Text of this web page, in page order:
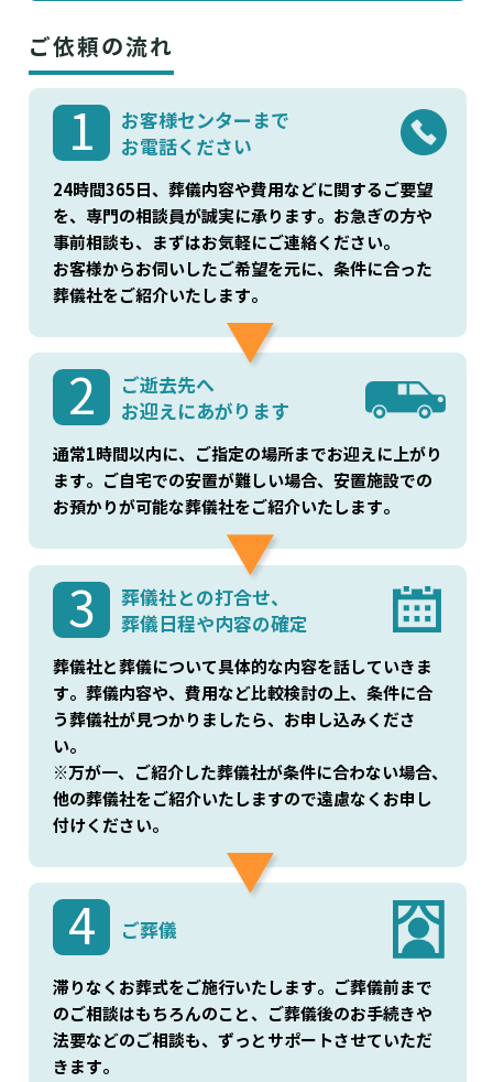
深品葬祭会館、
シティホール、
等がよく利用されております。
ご依頼の流れ
1
お客様センターまで
お電話ください
24時間365日、葬儀内容や費用などに関するご要望
を、専門の相談員が誠実に承ります。お急ぎの方や
事前相談も、まずはお気軽にご連絡ください。
お客様からお伺いしたご希望を元に、条件に合った
葬儀社をご紹介いたします。
2
ご逝去先へ
お迎えにあがります
通常1時間以内に、ご指定の場所までお迎えに上がり
ます。ご自宅での安置が難しい場合、安置施設での
お預かりが可能な葬儀社をご紹介いたします。
3
葬儀社との打合せ、
葬儀日程や内容の確定
葬儀社と葬儀について具体的な内容を話していきま
す。葬儀内容や、費用など比較検討の上、条件に合
う葬儀社が見つかりましたら、お申し込みくださ
い。
※万が一、ご紹介した葬儀社が条件に合わない場合、
他の葬儀社をご紹介いたしますので遠慮なくお申し
付けください。
4 ご葬儀
滞りなくお葬式をご施行いたします。ご葬儀前まで
のご相談はもちろんのこと、ご葬儀後のお手続きや
法要などのご相談も、ずっとサポートさせていただ
きます。